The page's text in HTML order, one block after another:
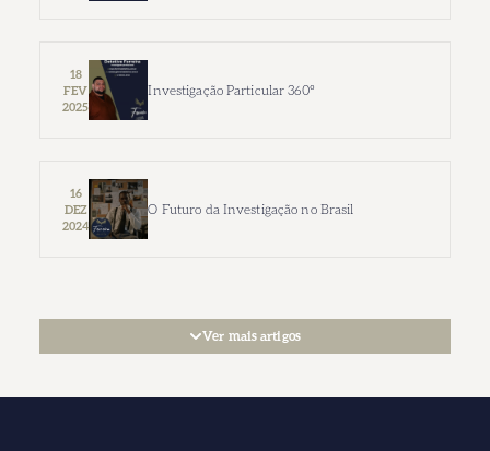
18
FEV
2025
Investigação Particular 360º
16
DEZ
2024
O Futuro da Investigação no Brasil
Ver mais artigos